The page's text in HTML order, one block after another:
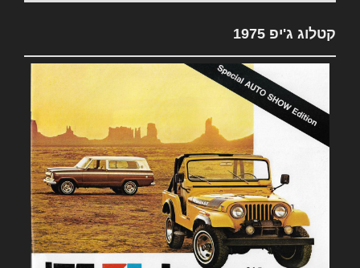
קטלוג ג'יפ 1975